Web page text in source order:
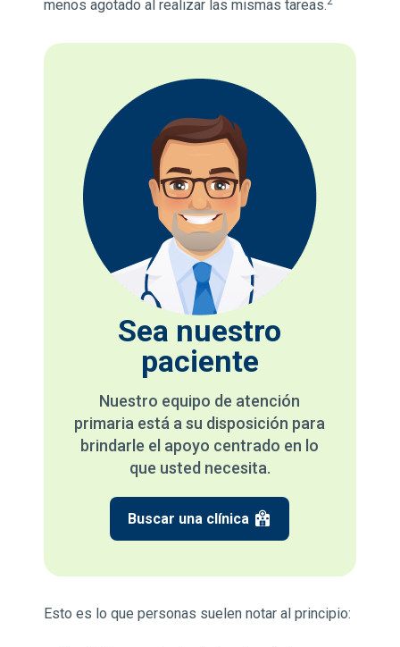
menos agotado al realizar las mismas tareas.
Sea nuestro
paciente
Nuestro equipo de atención
primaria está a su disposición para
brindarle el apoyo centrado en lo
que usted necesita.
Buscar una clínica
Esto es lo que personas suelen notar al principio: